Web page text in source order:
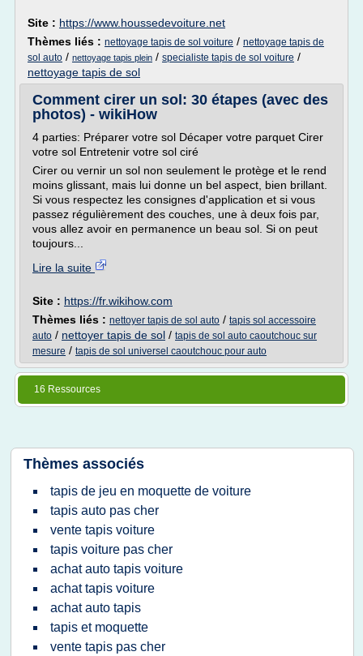
Site : https://www.houssedevoiture.net
Thèmes liés : nettoyage tapis de sol voiture / nettoyage tapis de
sol auto / nettoyage tapis plein / specialiste tapis de sol voiture /
nettoyage tapis de sol
Comment cirer un sol: 30 étapes (avec des
photos) - wikiHow
4 parties: Préparer votre sol Décaper votre parquet Cirer
votre sol Entretenir votre sol ciré
Cirer ou vernir un sol non seulement le protège et le rend
moins glissant, mais lui donne un bel aspect, bien brillant.
Si vous respectez les consignes d'application et si vous
passez régulièrement des couches, une à deux fois par,
vous allez avoir en permanence un beau sol. Si on peut
toujours...
Lire la suite
Site : https://fr.wikihow.com
Thèmes liés : nettoyer tapis de sol auto / tapis sol accessoire
auto / nettoyer tapis de sol / tapis de sol auto caoutchouc sur
mesure / tapis de sol universel caoutchouc pour auto
16 Ressources
Thèmes associés
tapis de jeu en moquette de voiture
tapis auto pas cher
vente tapis voiture
tapis voiture pas cher
achat auto tapis voiture
achat tapis voiture
achat auto tapis
tapis et moquette
vente tapis pas cher